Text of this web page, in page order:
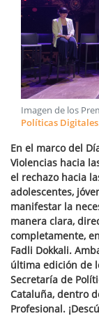
Imagen de los
Políticas Digitales
En el marco del
Violencias hacia
el rechazo hacia
adolescentes,
manifestar la
manera clara,
completamente,
Fadli Dokkali.
última edición de
Secretaría de
Cataluña, dentro
Profesional.